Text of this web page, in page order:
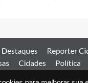
Destaques Reporter
Cidades Política